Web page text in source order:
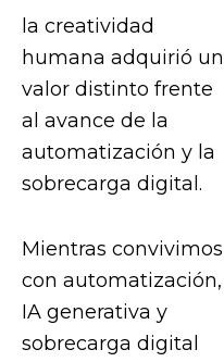
la creatividad
humana adquirió un
valor distinto frente
al avance de la
automatización y la
sobrecarga digital.
Mientras convivimos
con automatización,
IA generativa y
sobrecarga digital